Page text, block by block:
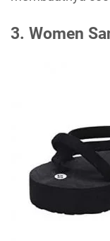
3. Women